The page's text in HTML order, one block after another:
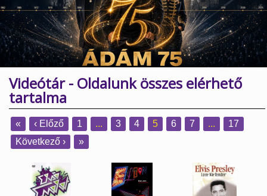
Videótár - Oldalunk összes elérhető
tartalma
« ‹ Előző 1 ... 3 4 5 6 7 ...
17
Következő ›
»